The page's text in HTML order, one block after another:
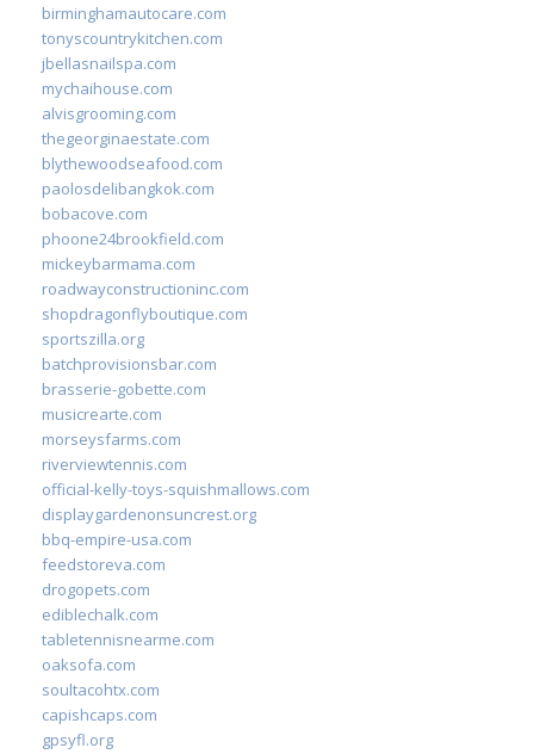
birminghamautocare.com
tonyscountrykitchen.com
jbellasnailspa.com
mychaihouse.com
alvisgrooming.com
thegeorginaestate.com
blythewoodseafood.com
paolosdelibangkok.com
bobacove.com
phoone24brookfield.com
mickeybarmama.com
roadwayconstructioninc.com
shopdragonflyboutique.com
sportszilla.org
batchprovisionsbar.com
brasserie-gobette.com
musicrearte.com
morseysfarms.com
riverviewtennis.com
official-kelly-toys-squishmallows.com
displaygardenonsuncrest.org
bbq-empire-usa.com
feedstoreva.com
drogopets.com
ediblechalk.com
tabletennisnearme.com
oaksofa.com
soultacohtx.com
capishcaps.com
gpsyfl.org